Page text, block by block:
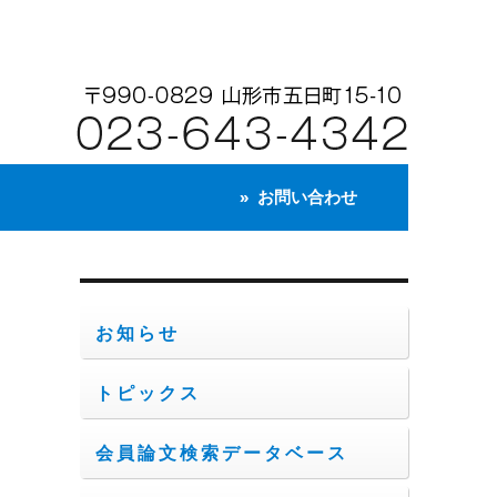
お問い合わせ
お知らせ
トピックス
会員論文検索データベース